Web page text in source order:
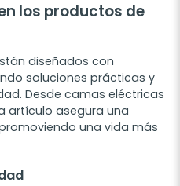
los productos de
diseñados con
soluciones prácticas y
Desde camas eléctricas
artículo asegura una
una vida más